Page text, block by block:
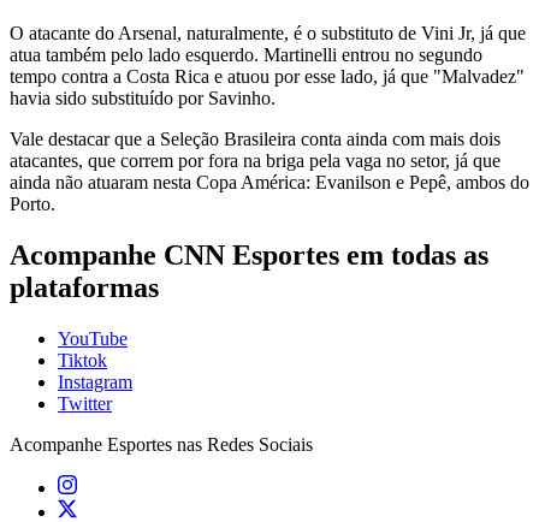
O atacante do Arsenal, naturalmente, é o substituto de Vini Jr, já que
atua também pelo lado esquerdo. Martinelli entrou no segundo
tempo contra a Costa Rica e atuou por esse lado, já que "Malvadez"
havia sido substituído por Savinho.
Vale destacar que a Seleção Brasileira conta ainda com mais dois
atacantes, que correm por fora na briga pela vaga no setor, já que
ainda não atuaram nesta Copa América: Evanilson e Pepê, ambos do
Porto.
Acompanhe CNN Esportes em todas as
plataformas
YouTube
Tiktok
Instagram
Twitter
Acompanhe Esportes nas Redes Sociais